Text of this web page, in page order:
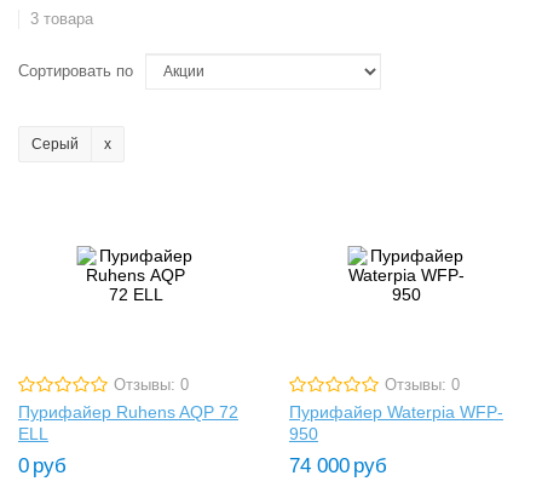
3 товара
Сортировать по
Серый
Отзывы: 0
Пурифайер Ruhens AQP 72
ELL
0 руб
Отзывы: 0
Пурифайер Waterpia WFP-
950
74 000 руб